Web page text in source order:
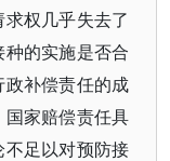
权几乎失去了
的实施是否合
补偿责任的成
家赔偿责任具
足以对预防接